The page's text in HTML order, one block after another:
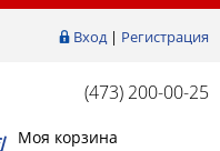
Вход| Регистрация
(473) 200-00-25
Моя корзина